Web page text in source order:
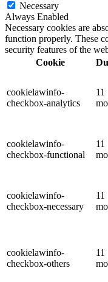
Necessary
Always Enabled
Necessary cookies are
function properly. These
security features of the
Cookie
cookielawinfo-
checkbox-analytics
11
cookielawinfo-
checkbox-functional
11
cookielawinfo-
checkbox-necessary
11
cookielawinfo-
checkbox-others
11